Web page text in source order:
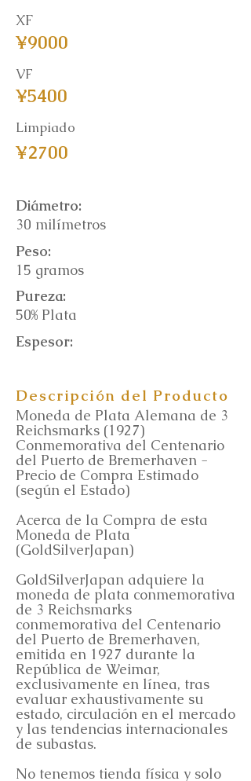
XF
¥9000
VF
¥5400
Limpiado
¥2700
Diámetro:
30 milímetros
Peso:
15 gramos
Pureza:
50% Plata
Espesor:
Descripción del Producto
Moneda de Plata Alemana de 3
Reichsmarks (1927)
Conmemorativa del Centenario
del Puerto de Bremerhaven -
Precio de Compra Estimado
(según el Estado)
Acerca de la Compra de esta
Moneda de Plata
(GoldSilverJapan)
GoldSilverJapan adquiere la
moneda de plata conmemorativa
de 3 Reichsmarks
conmemorativa del Centenario
del Puerto de Bremerhaven,
emitida en 1927 durante la
República de Weimar,
exclusivamente en línea, tras
evaluar exhaustivamente su
estado, circulación en el mercado
y las tendencias internacionales
de subastas.
No tenemos tienda física y solo